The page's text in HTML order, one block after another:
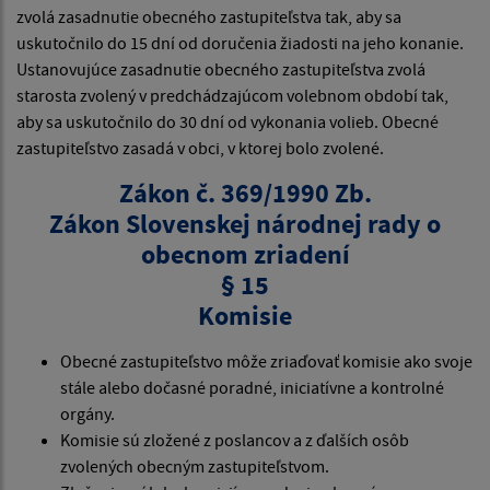
zvolá zasadnutie obecného zastupiteľstva tak, aby sa
uskutočnilo do 15 dní od doručenia žiadosti na jeho konanie.
Ustanovujúce zasadnutie obecného zastupiteľstva zvolá
starosta zvolený v predchádzajúcom volebnom období tak,
aby sa uskutočnilo do 30 dní od vykonania volieb. Obecné
zastupiteľstvo zasadá v obci, v ktorej bolo zvolené.
Zákon č. 369/1990 Zb.
Zákon Slovenskej národnej rady o
obecnom zriadení
§ 15
Komisie
Obecné zastupiteľstvo môže zriaďovať komisie ako svoje
stále alebo dočasné poradné, iniciatívne a kontrolné
orgány.
Komisie sú zložené z poslancov a z ďalších osôb
zvolených obecným zastupiteľstvom.